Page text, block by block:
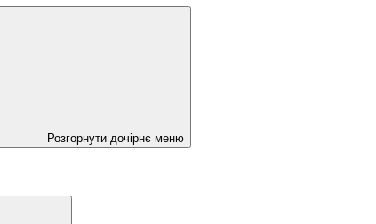
Розгорнути дочірнє меню